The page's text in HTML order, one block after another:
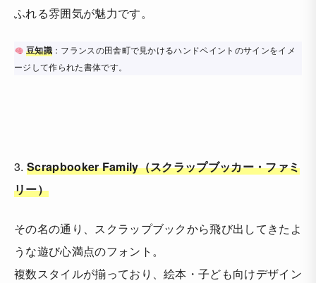
ふれる雰囲気が魅力です。
豆知識：フランスの田舎町で見かけるハンドペイントのサインをイメ
ージして作られた書体です。
3. Scrapbooker Family（スクラップブッカー・ファミ
リー）
その名の通り、スクラップブックから飛び出してきたよ
うな遊び心満点のフォント。
複数スタイルが揃っており、絵本・子ども向けデザイン